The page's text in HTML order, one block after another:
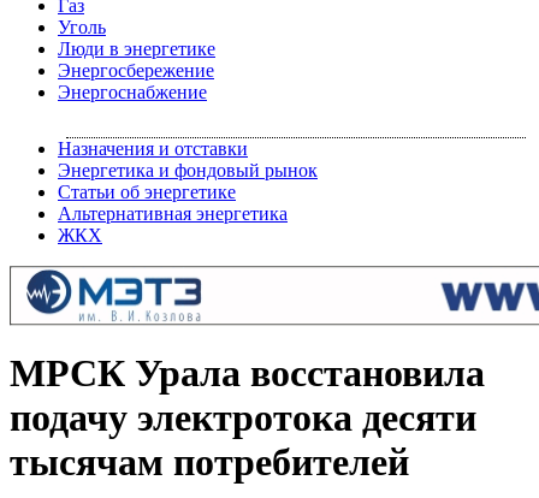
Газ
Уголь
Люди в энергетике
Энергосбережение
Энергоснабжение
Назначения и отставки
Энергетика и фондовый рынок
Статьи об энергетике
Альтернативная энергетика
ЖКХ
МРСК Урала восстановила
подачу электротока десяти
тысячам потребителей